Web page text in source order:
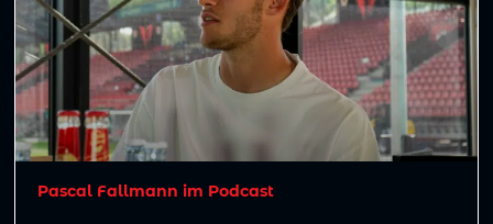
Pascal Fallmann im Podcast